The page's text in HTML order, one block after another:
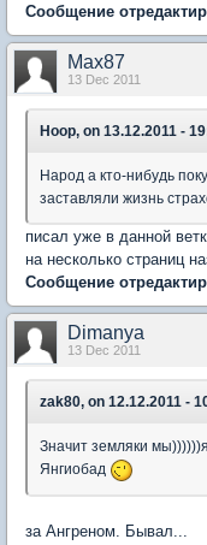
Сообщение
Max87
13 Dec 2011
Hoop, on 13.12.2011 -
Народ а кто-нибудь
заставляли жизнь
писал уже в данной
на несколько страниц
Сообщение
Dimanya
13 Dec 2011
zak80, on 12.12.2011 -
Значит земляки
Янгиобад
за Ангреном. Бывал...